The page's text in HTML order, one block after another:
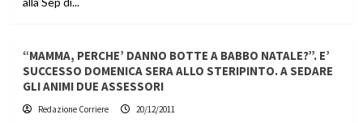
“MAMMA, PERCHE’ DANNO BOTTE A BABBO NATALE?”. E’
SUCCESSO DOMENICA SERA ALLO STERIPINTO. A SEDARE
GLI ANIMI DUE ASSESSORI
Redazione Corriere 20/12/2011